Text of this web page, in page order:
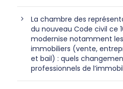
La chambre des
du nouveau Code civil ce
modernise notamment
immobiliers (vente,
et bail) : quels
professionnels de